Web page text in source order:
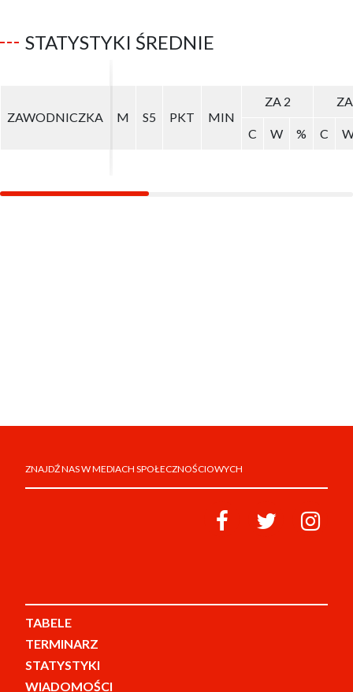
STATYSTYKI ŚREDNIE
ZAWODNICZKA M S5 PKT MIN
ZA 2
C W % C
ZAWODNICZKA M S5 PKT MIN
ZA 2
C W % C
ZNAJDŹ NAS W MEDIACH SPOŁECZNOŚCIOWYCH
TABELE
TERMINARZ
STATYSTYKI
WIADOMOŚCI